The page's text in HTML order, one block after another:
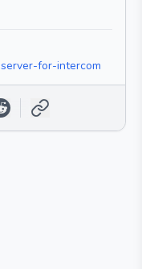
for-intercom